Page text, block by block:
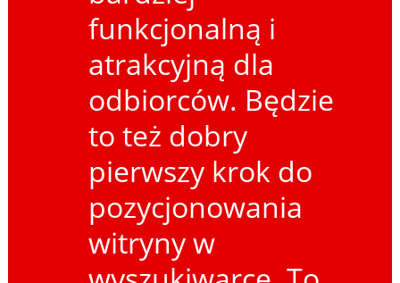
funkcjonalną i
atrakcyjną dla
odbiorców. Będzie
to też dobry
pierwszy krok do
pozycjonowania
witryny w